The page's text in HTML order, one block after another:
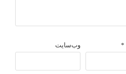
* وب‌سایت